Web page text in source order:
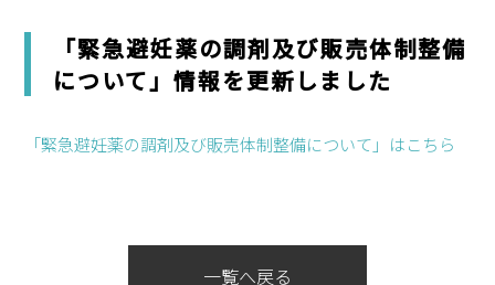
「緊急避妊薬の調剤及び販売体制整備
について」情報を更新しました
「緊急避妊薬の調剤及び販売体制整備について」はこちら
一覧へ戻る